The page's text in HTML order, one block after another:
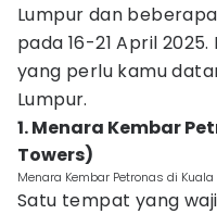
Lumpur dan
pada 16-21 April
yang perlu kamu
Lumpur.
1. Menara Kembar
Towers)
Menara Kembar Petronas di
Satu tempat yang